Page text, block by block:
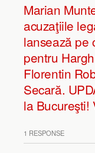
Marian
acuzaţiile
lansează pe
pentru
Florentin
Secară.
la Bucureşti!
1 RESPONSE